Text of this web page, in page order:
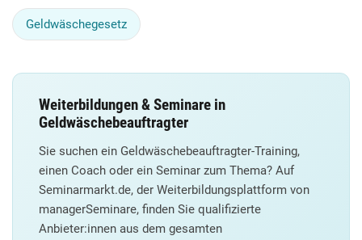
Geldwäschegesetz
Weiterbildungen & Seminare in
Geldwäschebeauftragter
Sie suchen ein Geldwäschebeauftragter-Training,
einen Coach oder ein Seminar zum Thema? Auf
Seminarmarkt.de, der Weiterbildungsplattform von
managerSeminare, finden Sie qualifizierte
Anbieter:innen aus dem gesamten